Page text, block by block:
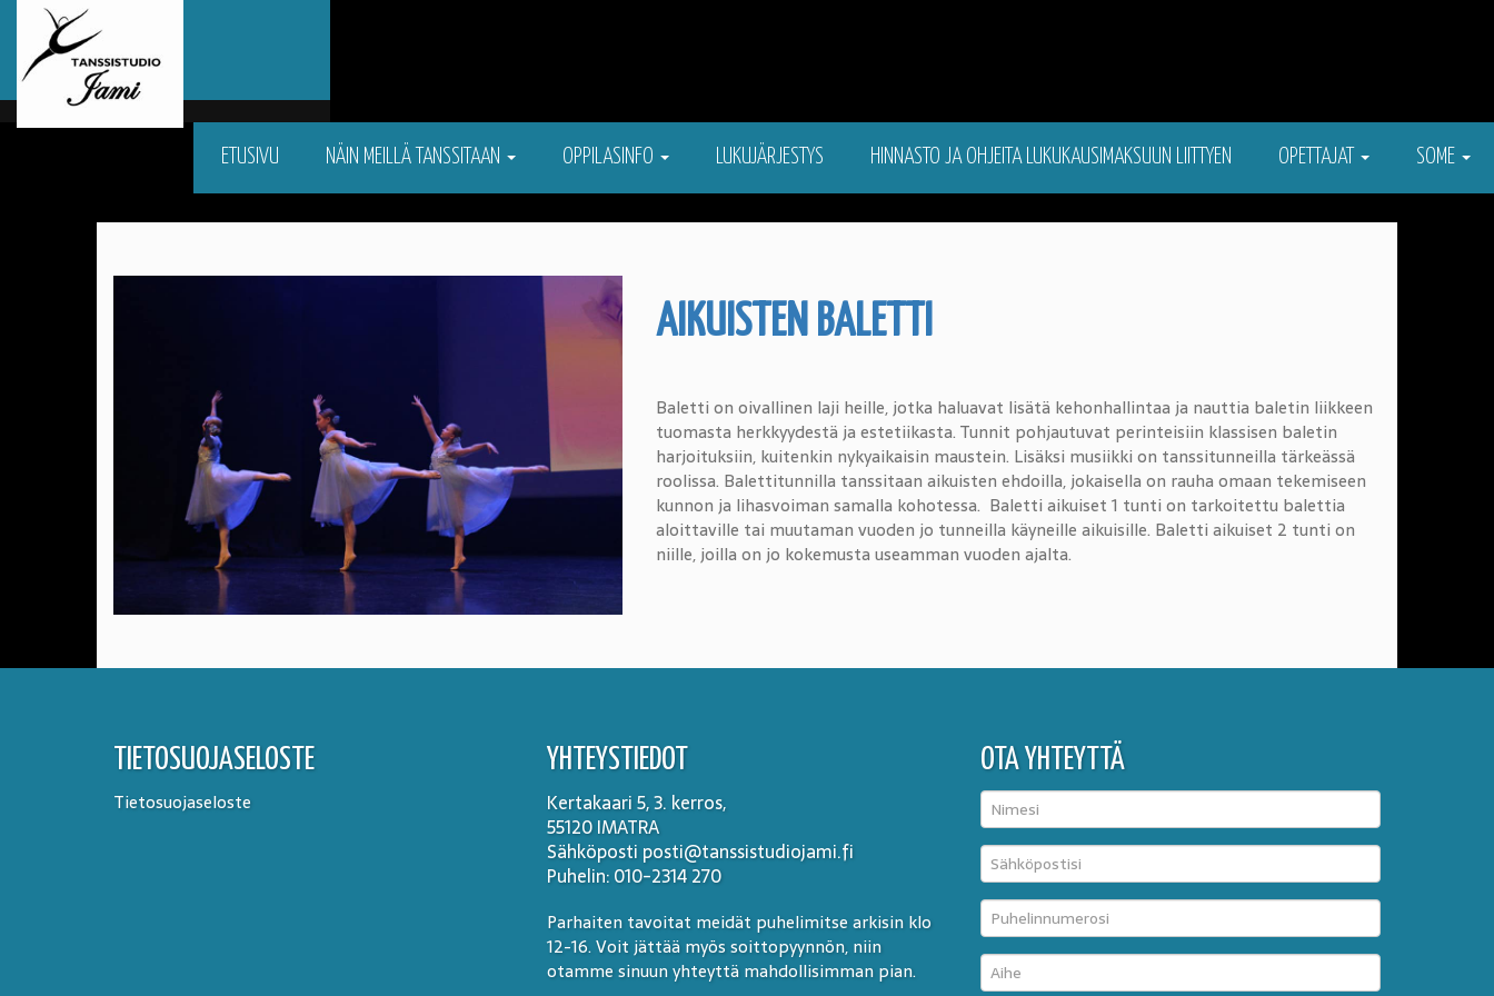
ETUSIVU NÄIN MEILLÄ TANSSITAAN OPPILASINFO LUKUJÄRJESTYS HINNASTO JA OHJEITA LUKUKAUSIMAKSUUN LIITTYEN OPETTAJAT SOME
AIKUISTEN BALETTI
Baletti on oivallinen laji heille, jotka haluavat lisätä kehonhallintaa ja nauttia baletin liikkeen
tuomasta herkkyydestä ja estetiikasta. Tunnit pohjautuvat perinteisiin klassisen baletin
harjoituksiin, kuitenkin nykyaikaisin maustein. Lisäksi musiikki on tanssitunneilla tärkeässä
roolissa. Balettitunnilla tanssitaan aikuisten ehdoilla, jokaisella on rauha omaan tekemiseen
kunnon ja lihasvoiman samalla kohotessa. Baletti aikuiset 1 tunti on tarkoitettu balettia
aloittaville tai muutaman vuoden jo tunneilla käyneille aikuisille. Baletti aikuiset 2 tunti on
niille, joilla on jo kokemusta useamman vuoden ajalta.
TIETOSUOJASELOSTE
Tietosuojaseloste
YHTEYSTIEDOT
Kertakaari 5, 3. kerros,
55120 IMATRA
Sähköposti posti@tanssistudiojami.fi
Puhelin: 010-2314 270
Parhaiten tavoitat meidät puhelimitse arkisin klo
12-16. Voit jättää myös soittopyynnön, niin
otamme sinuun yhteyttä mahdollisimman pian.
OTA YHTEYTTÄ